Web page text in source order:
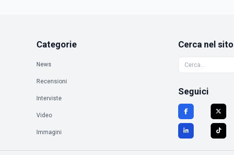
Categorie
News
Recensioni
Interviste
Video
Immagini
Cerca nel sito
Seguici